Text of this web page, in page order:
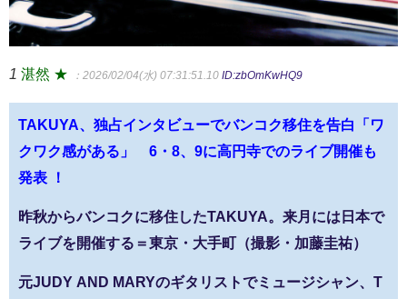
1 湛然 ★ ：2026/02/04(水) 07:31:51.10 ID:zbOmKwHQ9
TAKUYA、独占インタビューでバンコク移住を告白「ワ
クワク感がある」 6・8、9に高円寺でのライブ開催も
発表 ！
昨秋からバンコクに移住したTAKUYA。来月には日本で
ライブを開催する＝東京・大手町（撮影・加藤圭祐）
元JUDY AND MARYのギタリストでミュージシャン、T